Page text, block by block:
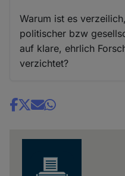
Warum ist es
politischer bzw
auf klare, ehrlich
verzichtet?
Share